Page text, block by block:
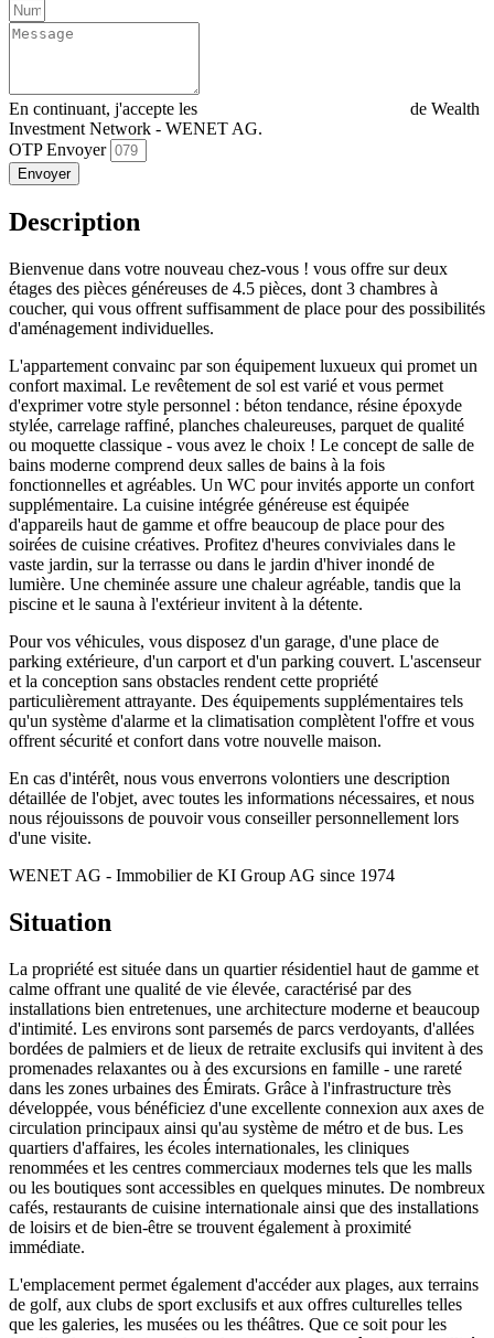
En continuant, j'accepte les
de Wealth
Investment Network - WENET AG.
OTP Envoyer
Envoyer
Description
Bienvenue dans votre nouveau chez-vous ! vous offre sur deux
étages des pièces généreuses de 4.5 pièces, dont 3 chambres à
coucher, qui vous offrent suffisamment de place pour des possibilités
d'aménagement individuelles.
L'appartement convainc par son équipement luxueux qui promet un
confort maximal. Le revêtement de sol est varié et vous permet
d'exprimer votre style personnel : béton tendance, résine époxyde
stylée, carrelage raffiné, planches chaleureuses, parquet de qualité
ou moquette classique - vous avez le choix ! Le concept de salle de
bains moderne comprend deux salles de bains à la fois
fonctionnelles et agréables. Un WC pour invités apporte un confort
supplémentaire. La cuisine intégrée généreuse est équipée
d'appareils haut de gamme et offre beaucoup de place pour des
soirées de cuisine créatives. Profitez d'heures conviviales dans le
vaste jardin, sur la terrasse ou dans le jardin d'hiver inondé de
lumière. Une cheminée assure une chaleur agréable, tandis que la
piscine et le sauna à l'extérieur invitent à la détente.
Pour vos véhicules, vous disposez d'un garage, d'une place de
parking extérieure, d'un carport et d'un parking couvert. L'ascenseur
et la conception sans obstacles rendent cette propriété
particulièrement attrayante. Des équipements supplémentaires tels
qu'un système d'alarme et la climatisation complètent l'offre et vous
offrent sécurité et confort dans votre nouvelle maison.
En cas d'intérêt, nous vous enverrons volontiers une description
détaillée de l'objet, avec toutes les informations nécessaires, et nous
nous réjouissons de pouvoir vous conseiller personnellement lors
d'une visite.
WENET AG - Immobilier de KI Group AG since 1974
Situation
La propriété est située dans un quartier résidentiel haut de gamme et
calme offrant une qualité de vie élevée, caractérisé par des
installations bien entretenues, une architecture moderne et beaucoup
d'intimité. Les environs sont parsemés de parcs verdoyants, d'allées
bordées de palmiers et de lieux de retraite exclusifs qui invitent à des
promenades relaxantes ou à des excursions en famille - une rareté
dans les zones urbaines des Émirats. Grâce à l'infrastructure très
développée, vous bénéficiez d'une excellente connexion aux axes de
circulation principaux ainsi qu'au système de métro et de bus. Les
quartiers d'affaires, les écoles internationales, les cliniques
renommées et les centres commerciaux modernes tels que les malls
ou les boutiques sont accessibles en quelques minutes. De nombreux
cafés, restaurants de cuisine internationale ainsi que des installations
de loisirs et de bien-être se trouvent également à proximité
immédiate.
L'emplacement permet également d'accéder aux plages, aux terrains
de golf, aux clubs de sport exclusifs et aux offres culturelles telles
que les galeries, les musées ou les théâtres. Que ce soit pour les